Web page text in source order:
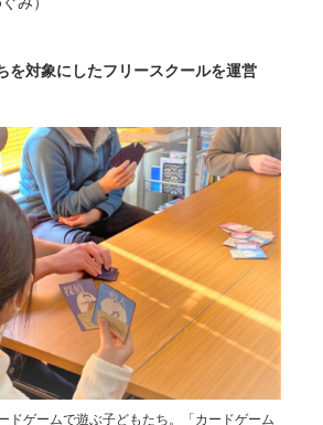
を対象にしたフリースクールを運営
ドゲームで遊ぶ子どもたち。「カードゲーム